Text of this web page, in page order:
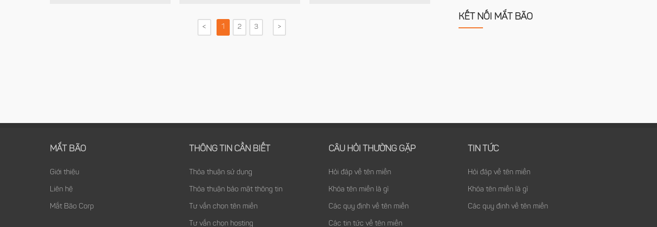
< 1 2 3 >
KẾT NỐI MẮT BÃO
MẮT BÃO
Giới thiệu
Liên hệ
Mắt Bão Corp
THÔNG TIN CẦN BIẾT
Thỏa thuận sử dụng
Thỏa thuận bảo mật thông tin
Tư vấn chọn tên miền
Tư vấn chọn hosting
CÂU HỎI THƯỜNG GẶP
Hỏi đáp về tên miền
Khóa tên miền là gì
Các quy định về tên miền
Các tin tức về tên miền
TIN TỨC
Hỏi đáp về tên miền
Khóa tên miền là gì
Các quy định về tên miền